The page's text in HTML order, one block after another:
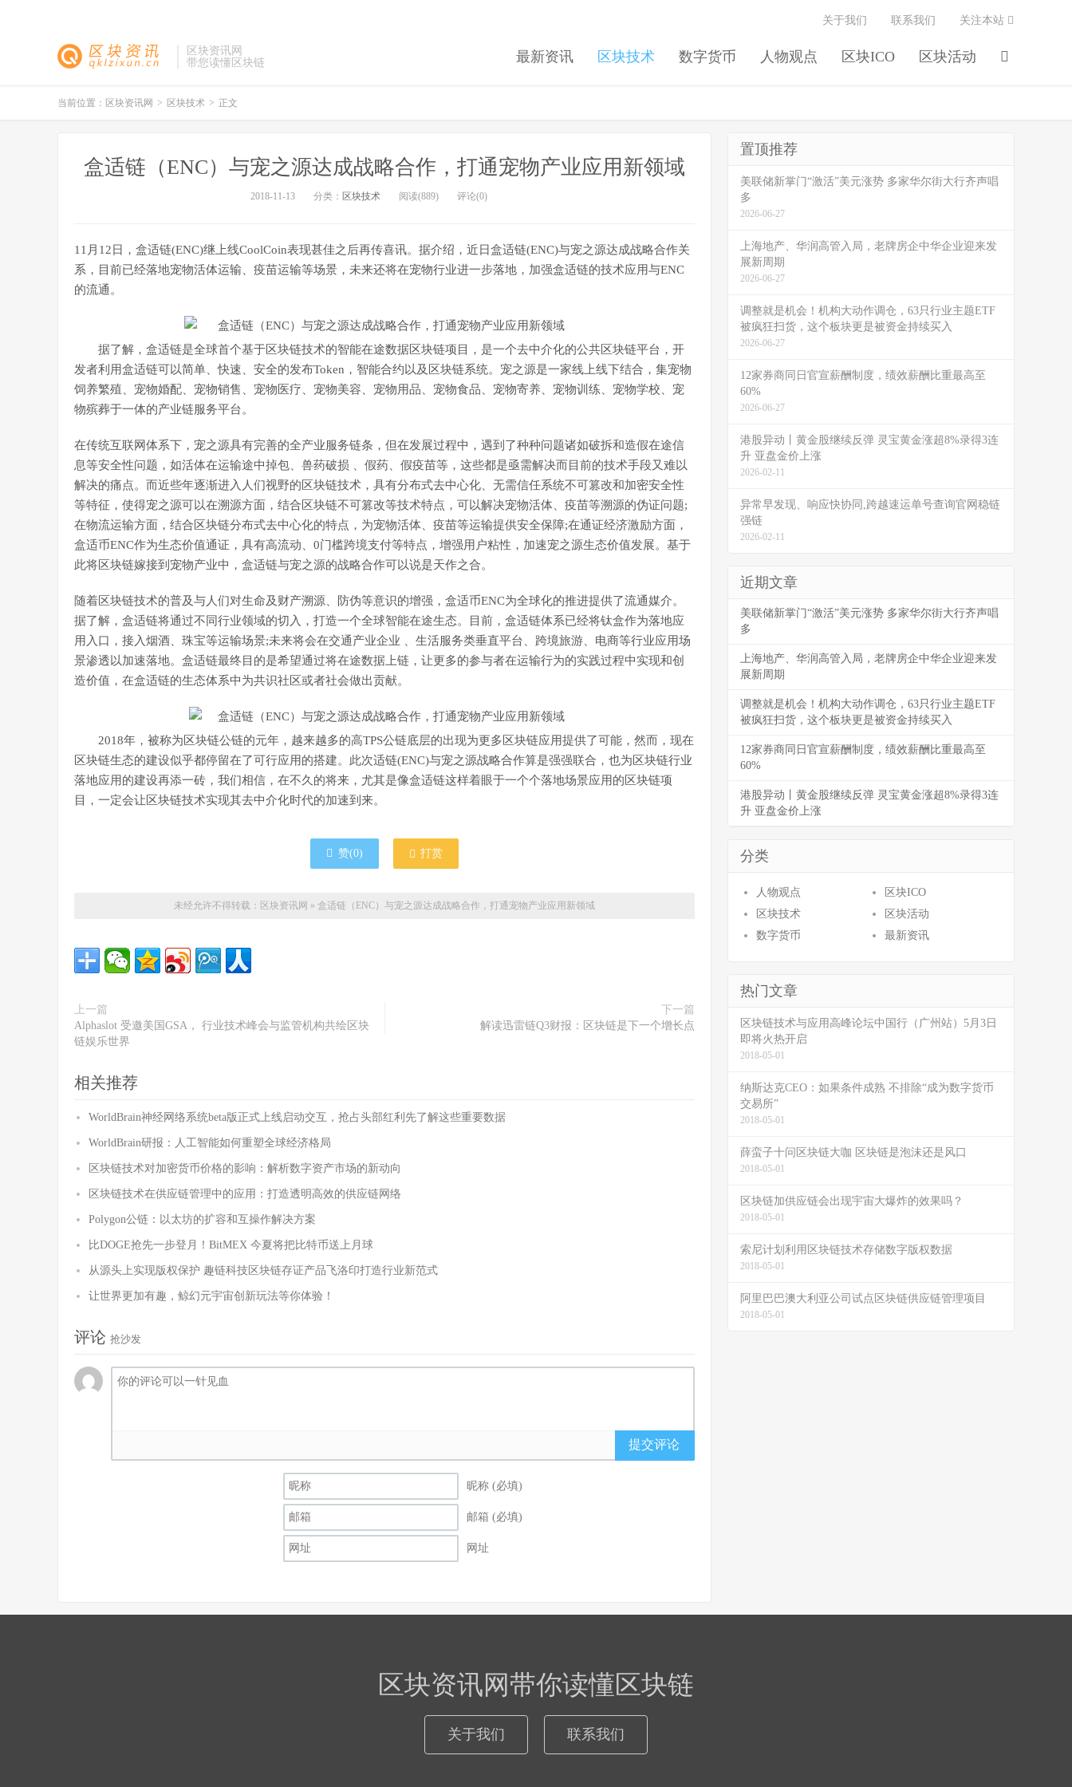
区块资讯网
带您读懂区块链
最新资讯 区块技术 数字货币 人物观点 区块ICO 区块活动
关于我们 联系我们 关注本站
当前位置： 区块资讯网 > 区块技术 > 正文
盒适链（ENC）与宠之源达成战略合作，打通宠物产业应用新领域
2018-11-13 分类： 区块技术 阅读(889) 评论(0)
11月12日，盒适链(ENC)继上线CoolCoin表现甚佳之后再传喜讯。据介绍，近日盒适链(ENC)与宠之源达成战略合作关
系，目前已经落地宠物活体运输、疫苗运输等场景，未来还将在宠物行业进一步落地，加强盒适链的技术应用与ENC
的流通。
据了解，盒适链是全球首个基于区块链技术的智能在途数据区块链项目，是一个去中介化的公共区块链平台，开
发者利用盒适链可以简单、快速、安全的发布Token，智能合约以及区块链系统。宠之源是一家线上线下结合，集宠物
饲养繁殖、宠物婚配、宠物销售、宠物医疗、宠物美容、宠物用品、宠物食品、宠物寄养、宠物训练、宠物学校、宠
物殡葬于一体的产业链服务平台。
在传统互联网体系下，宠之源具有完善的全产业服务链条，但在发展过程中，遇到了种种问题诸如破拆和造假在途信
息等安全性问题，如活体在运输途中掉包、兽药破损 、假药、假疫苗等，这些都是亟需解决而目前的技术手段又难以
解决的痛点。而近些年逐渐进入人们视野的区块链技术，具有分布式去中心化、无需信任系统不可篡改和加密安全性
等特征，使得宠之源可以在溯源方面，结合区块链不可篡改等技术特点，可以解决宠物活体、疫苗等溯源的伪证问题;
在物流运输方面，结合区块链分布式去中心化的特点，为宠物活体、疫苗等运输提供安全保障;在通证经济激励方面，
盒适币ENC作为生态价值通证，具有高流动、0门槛跨境支付等特点，增强用户粘性，加速宠之源生态价值发展。基于
此将区块链嫁接到宠物产业中，盒适链与宠之源的战略合作可以说是天作之合。
随着区块链技术的普及与人们对生命及财产溯源、防伪等意识的增强，盒适币ENC为全球化的推进提供了流通媒介。
据了解，盒适链将通过不同行业领域的切入，打造一个全球智能在途生态。目前，盒适链体系已经将钛盒作为落地应
用入口，接入烟酒、珠宝等运输场景;未来将会在交通产业企业 、生活服务类垂直平台、跨境旅游、电商等行业应用场
景渗透以加速落地。盒适链最终目的是希望通过将在途数据上链，让更多的参与者在运输行为的实践过程中实现和创
造价值，在盒适链的生态体系中为共识社区或者社会做出贡献。
2018年，被称为区块链公链的元年，越来越多的高TPS公链底层的出现为更多区块链应用提供了可能，然而，现在
区块链生态的建设似乎都停留在了可行应用的搭建。此次适链(ENC)与宠之源战略合作算是强强联合，也为区块链行业
落地应用的建设再添一砖，我们相信，在不久的将来，尤其是像盒适链这样着眼于一个个落地场景应用的区块链项
目，一定会让区块链技术实现其去中介化时代的加速到来。
赞(0) 打赏
未经允许不得转载： 区块资讯网 » 盒适链（ENC）与宠之源达成战略合作，打通宠物产业应用新领域
上一篇
Alphaslot 受邀美国GSA， 行业技术峰会与监管机构共绘区块
链娱乐世界
下一篇
解读迅雷链Q3财报：区块链是下一个增长点
相关推荐
WorldBrain神经网络系统beta版正式上线启动交互，抢占头部红利先了解这些重要数据
WorldBrain研报：人工智能如何重塑全球经济格局
区块链技术对加密货币价格的影响：解析数字资产市场的新动向
区块链技术在供应链管理中的应用：打造透明高效的供应链网络
Polygon公链：以太坊的扩容和互操作解决方案
比DOGE抢先一步登月！BitMEX 今夏将把比特币送上月球
从源头上实现版权保护 趣链科技区块链存证产品飞洛印打造行业新范式
让世界更加有趣，鲸幻元宇宙创新玩法等你体验！
评论 抢沙发
提交评论
昵称 (必填)
邮箱 (必填)
网址
置顶推荐
美联储新掌门“激活”美元涨势 多家华尔街大行齐声唱
多
2026-06-27
上海地产、华润高管入局，老牌房企中华企业迎来发
展新周期
2026-06-27
调整就是机会！机构大动作调仓，63只行业主题ETF
被疯狂扫货，这个板块更是被资金持续买入
2026-06-27
12家券商同日官宣薪酬制度，绩效薪酬比重最高至
60%
2026-06-27
港股异动丨黄金股继续反弹 灵宝黄金涨超8%录得3连
升 亚盘金价上涨
2026-02-11
异常早发现、响应快协同,跨越速运单号查询官网稳链
强链
2026-02-11
近期文章
美联储新掌门“激活”美元涨势 多家华尔街大行齐声唱
多
上海地产、华润高管入局，老牌房企中华企业迎来发
展新周期
调整就是机会！机构大动作调仓，63只行业主题ETF
被疯狂扫货，这个板块更是被资金持续买入
12家券商同日官宣薪酬制度，绩效薪酬比重最高至
60%
港股异动丨黄金股继续反弹 灵宝黄金涨超8%录得3连
升 亚盘金价上涨
分类
人物观点
区块ICO
区块技术
区块活动
数字货币
最新资讯
热门文章
区块链技术与应用高峰论坛中国行（广州站）5月3日
即将火热开启
2018-05-01
纳斯达克CEO：如果条件成熟 不排除“成为数字货币
交易所”
2018-05-01
薛蛮子十问区块链大咖 区块链是泡沫还是风口
2018-05-01
区块链加供应链会出现宇宙大爆炸的效果吗？
2018-05-01
索尼计划利用区块链技术存储数字版权数据
2018-05-01
阿里巴巴澳大利亚公司试点区块链供应链管理项目
2018-05-01
区块资讯网带你读懂区块链
关于我们 联系我们